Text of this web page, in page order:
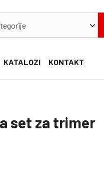
KATALOZI KONTAKT
set za trimer